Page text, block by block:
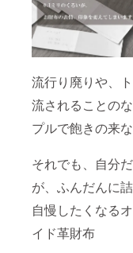
流行り廃りや、
流されることの
プルで飽きの来
それでも、自分
が、ふんだんに
自慢したくなる
イド革財布